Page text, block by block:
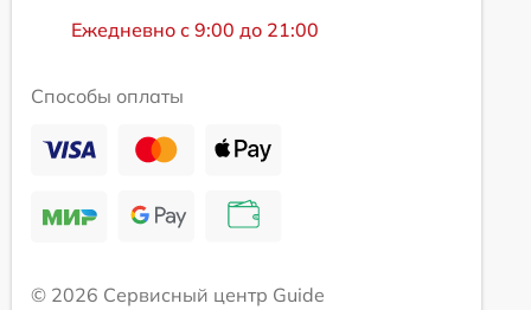
Ежедневно с 9:00 до 21:00
Способы оплаты
© 2026 Сервисный центр Guide